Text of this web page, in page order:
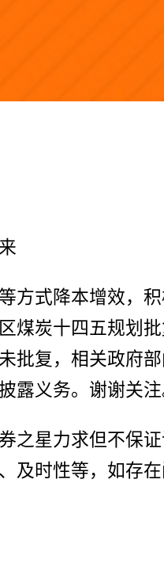
方式降本增效，
煤炭十四五规划
批复，相关政府
露义务。谢谢关注
之星力求但不保
及时性等，如存